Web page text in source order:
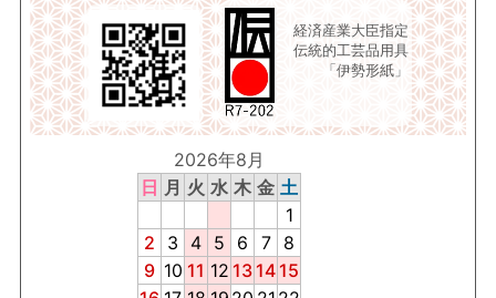
経済産業大臣指定
伝統的工芸品用具
「伊勢形紙」
2026年8月
日 月 火 水 木 金 土
1
2
3 4 5 6 7
8
9 10 11 12 13 14 15